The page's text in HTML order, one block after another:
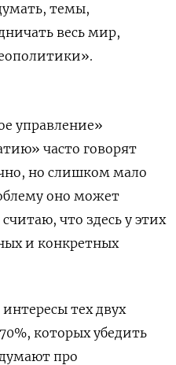
темы,
весь мир,
управление»
часто говорят
но слишком мало
оно может
что здесь у этих
и конкретных
интересы тех двух
которых убедить
про